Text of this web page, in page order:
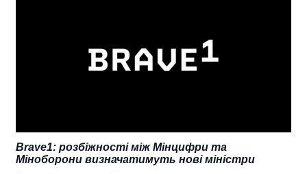
Brave1: розбіжності між Мінцифри та
Міноборони визначатимуть нові міністри